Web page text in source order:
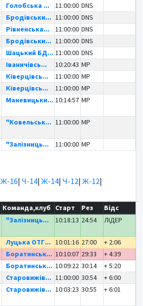
Голобська ... 11:00:00 DNS
Бродівськи... 11:00:00 DNS
Рівненська... 11:00:00 DNS
Бродівськи... 11:00:00 DNS
Шацький БД... 11:00:00 DNS
Іваничівсь... 10:20:43 MP
Ківерцівсь... 11:00:00 MP
Ківерцівсь... 11:00:00 MP
Маневицьки... 10:14:57 MP
"Ковельськ... 11:00:00 MP
"Залізниць... 11:00:00 MP
Ж-16| Ч-14| Ж-14| Ч-12| Ж-12|
Команда,клуб Старт Рез
Відс
"Залізниць... 10:18:13 24:54 ЛІДЕР
Луцька ОТГ... 10:01:16 27:00
+ 2:06
Боратинськ... 10:10:07 29:33
+ 4:39
Боратинськ... 10:09:22 30:14
+ 5:20
Старовижів... 11:00:00 30:54
+ 6:00
Старовижів... 10:03:23 30:55 + 6:01